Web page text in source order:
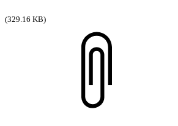
(329.16 KB)